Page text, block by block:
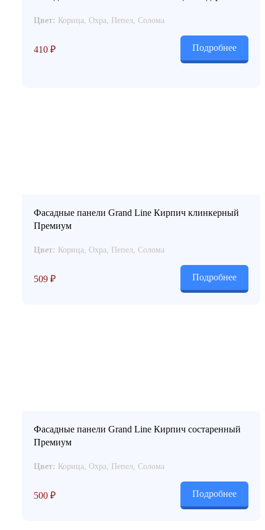
Цвет: Корица, Охра, Пепел, Солома
410 ₽ Подробнее
Фасадные панели Grand Line Кирпич клинкерный
Премиум
Цвет: Корица, Охра, Пепел, Солома
509 ₽ Подробнее
Фасадные панели Grand Line Кирпич состаренный
Премиум
Цвет: Корица, Охра, Пепел, Солома
500 ₽ Подробнее